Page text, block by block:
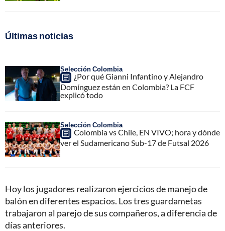
Últimas noticias
Selección Colombia
¿Por qué Gianni Infantino y Alejandro
Domínguez están en Colombia? La FCF
explicó todo
Selección Colombia
Colombia vs Chile, EN VIVO; hora y dónde
ver el Sudamericano Sub-17 de Futsal 2026
Hoy los jugadores realizaron ejercicios de manejo de
balón en diferentes espacios. Los tres guardametas
trabajaron al parejo de sus compañeros, a diferencia de
días anteriores.